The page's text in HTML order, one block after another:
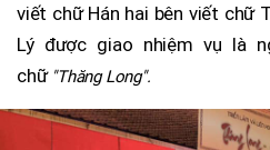
viết chữ Hán hai bên viết chữ
Lý được giao nhiệm vụ là
chữ "Thăng Long".